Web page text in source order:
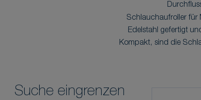
Schlauchaufroller für
Edelstahl gefertigt
Kompakt, sind die
Suche eingrenzen